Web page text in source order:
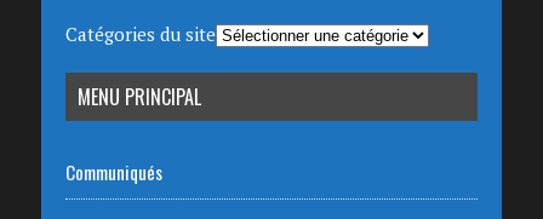
Catégories du site
MENU PRINCIPAL
Communiqués